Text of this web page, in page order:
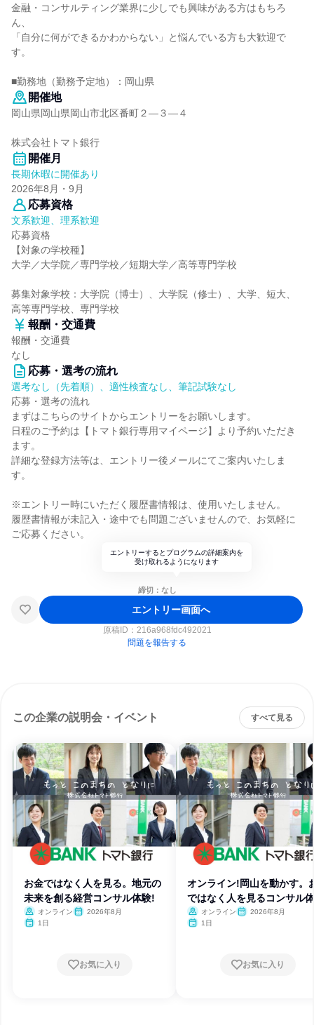
金融・コンサルティング業界に少しでも興味がある方はもちろ
ん、
「自分に何ができるかわからない」と悩んでいる方も大歓迎で
す。
■勤務地（勤務予定地）：岡山県
開催地
岡山県岡山県岡山市北区番町２―３―４
株式会社トマト銀行
開催月
長期休暇に開催あり
2026年8月・9月
応募資格
文系歓迎、理系歓迎
応募資格
【対象の学校種】
大学／大学院／専門学校／短期大学／高等専門学校
募集対象学校：大学院（博士）、大学院（修士）、大学、短大、
高等専門学校、専門学校
報酬・交通費
報酬・交通費
なし
応募・選考の流れ
選考なし（先着順）、適性検査なし、筆記試験なし
応募・選考の流れ
まずはこちらのサイトからエントリーをお願いします。
日程のご予約は【トマト銀行専用マイページ】より予約いただき
ます。
詳細な登録方法等は、エントリー後メールにてご案内いたしま
す。
※エントリー時にいただく履歴書情報は、使用いたしません。
履歴書情報が未記入・途中でも問題ございませんので、お気軽に
ご応募ください。
エントリーするとプログラムの詳細案内を
受け取れるようになります
締切：なし
エントリー画面へ
原稿ID： 216a968fdc492021
問題を報告する
この企業の説明会・イベント すべて見る
お金ではなく人を見る。地元の
未来を創る経営コンサル体験!
オンライン
2026年8月
1日
お気に入り
オンライン!岡山を動かす。
ではなく人を見るコンサル体
験。オンライン
2026年8月
1日
お気に入り